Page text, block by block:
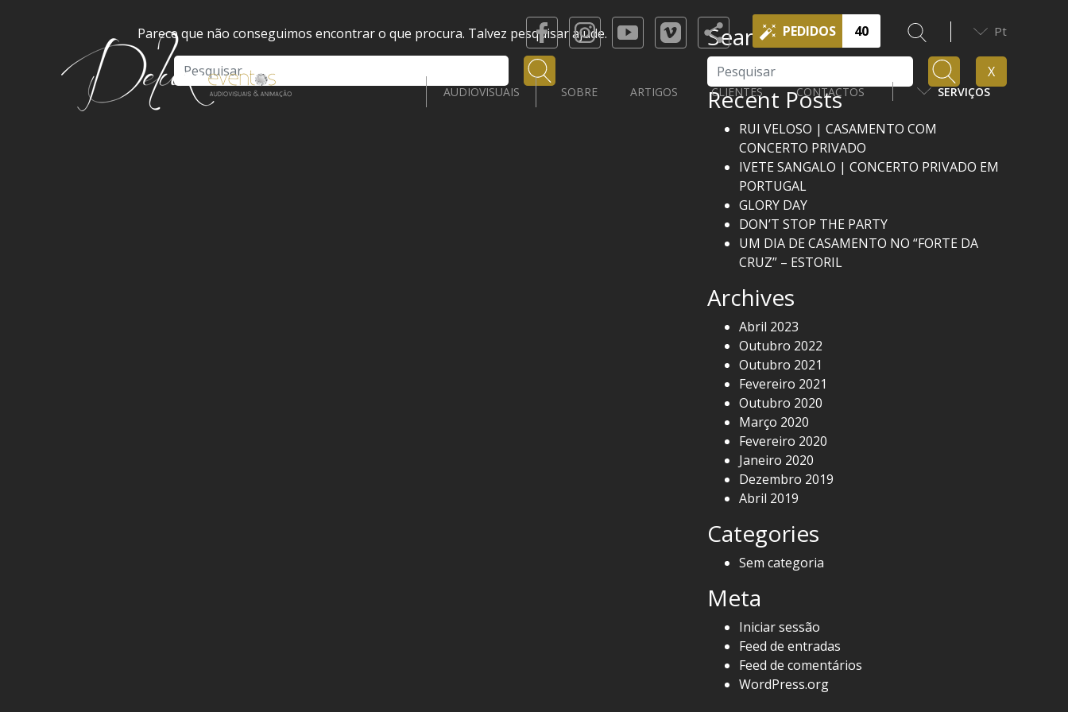
PEDIDOS 40 Pt
AUDIOVISUAIS SOBRE ARTIGOS CLIENTES CONTACTOS SERVIÇOS
Parece que não conseguimos encontrar o que procura. Talvez pesquisar ajude.
Search
Pesquisar X
Recent Posts
RUI VELOSO | CASAMENTO COM
CONCERTO PRIVADO
IVETE SANGALO | CONCERTO PRIVADO EM
PORTUGAL
GLORY DAY
DON’T STOP THE PARTY
UM DIA DE CASAMENTO NO “FORTE DA
CRUZ” – ESTORIL
Archives
Abril 2023
Outubro 2022
Outubro 2021
Fevereiro 2021
Outubro 2020
Março 2020
Fevereiro 2020
Janeiro 2020
Dezembro 2019
Abril 2019
Categories
Sem categoria
Meta
Iniciar sessão
Feed de entradas
Feed de comentários
WordPress.org